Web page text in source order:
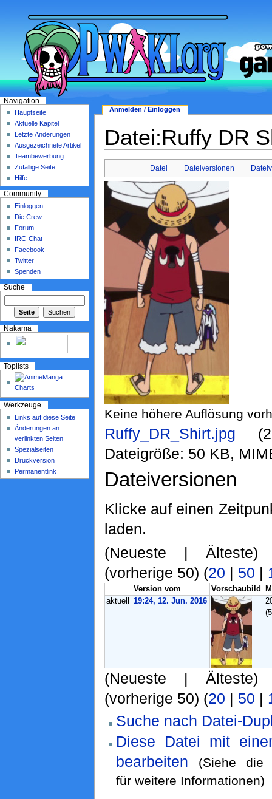
Datei:Ruffy DR
Datei Dateiversionen
Keine höhere Auflösung
Ruffy_DR_Shirt.jpg
Dateigröße: 50 KB,
Dateiversionen
Klicke auf einen
laden.
(Neueste | Älteste)
(vorherige 50) (20 | 50 |
Version vom Vorschaubild
aktuell
19:24, 12. Jun. 2016
(Neueste | Älteste)
(vorherige 50) (20 | 50 |
Suche nach Datei-
Diese Datei mit
bearbeiten
(Siehe
für weitere Informationen)
Anmelden / Einloggen
Navigation
Hauptseite
Aktuelle Kapitel
Letzte Änderungen
Ausgezeichnete Artikel
Teambewerbung
Zufällige Seite
Hilfe
Community
Einloggen
Die Crew
Forum
IRC-Chat
Facebook
Twitter
Spenden
Suche
Nakama
Toplists
Werkzeuge
Links auf diese Seite
Änderungen an
verlinkten Seiten
Spezialseiten
Druckversion
Permanentlink